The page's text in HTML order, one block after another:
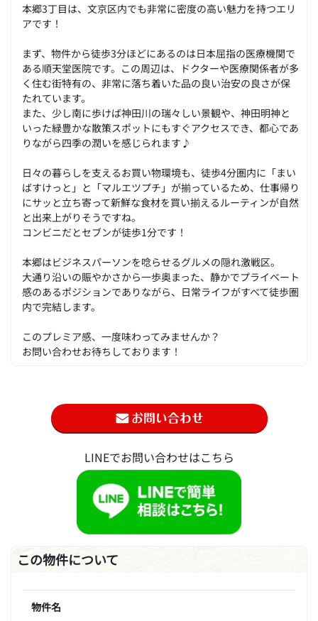
本郷3丁目は、文京区内でも非常に密度の高い魅力を持つエリ
アです！
まず、物件から徒歩3分ほどにあるのは日本屈指の医療機関で
ある順天堂医院です。この周辺は、ドクターや医療関係者が多
く住む街特有の、非常に落ち着いた品の良い治安の良さが保
たれています。
また、少し南に歩けば神田川の瑞々しい景観や、神田明神と
いった緑豊かな散策スポットにもすぐアクセスでき、都心であ
りながら四季の潤いを感じられます♪
日々の暮らしを支えるお買い物環境も、徒歩4分圏内に「まい
ばすけっと」と「マルエツプチ」が揃っているため、仕事帰り
にサッと立ち寄って新鮮な食材を買い揃えるルーティンが自然
と出来上がりそうですね。
コンビニだとセブンが徒歩1分です！
本郷はビジネスパーソンを唸らせるグルメの隠れ激戦区。
大通り沿いの賑やかさから一歩奥まった、静かでプライベート
感のあるポジションでありながら、日常ライフがすべて徒歩圏
内で完結します。
このプレミア感、一度味わってみませんか？
お問い合わせお待ちしております！
LINEでお問い合わせはこちら
この物件について
物件名